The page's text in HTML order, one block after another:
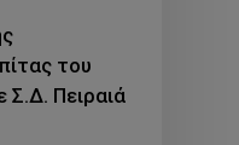
του
Σ.Δ. Πειραιά